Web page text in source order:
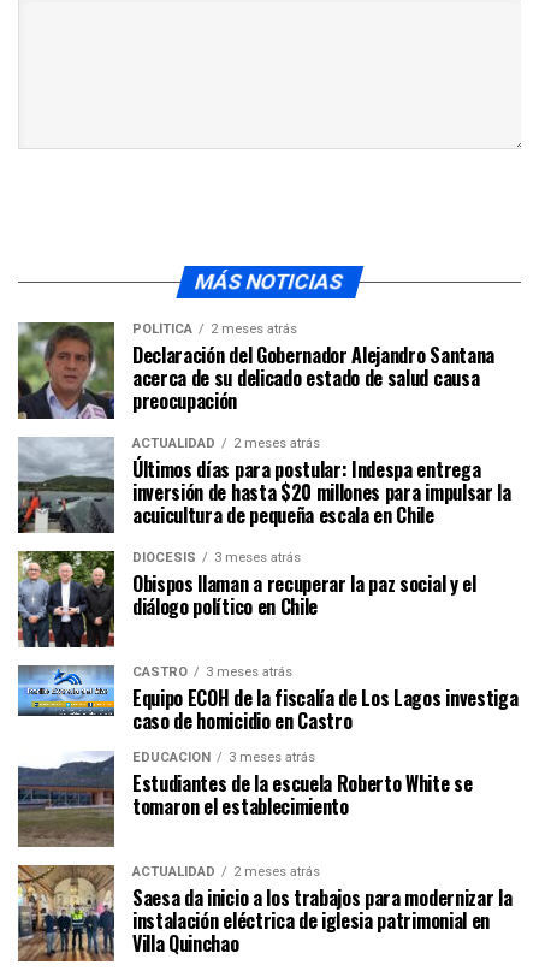
MÁS NOTICIAS
POLÍTICA 2 meses atrás
Declaración del Gobernador Alejandro Santana
acerca de su delicado estado de salud causa
preocupación
ACTUALIDAD 2 meses atrás
Últimos días para postular: Indespa entrega
inversión de hasta $20 millones para impulsar la
acuicultura de pequeña escala en Chile
DIÓCESIS 3 meses atrás
Obispos llaman a recuperar la paz social y el
diálogo político en Chile
CASTRO 3 meses atrás
Equipo ECOH de la fiscalía de Los Lagos investiga
caso de homicidio en Castro
EDUCACIÓN 3 meses atrás
Estudiantes de la escuela Roberto White se
tomaron el establecimiento
ACTUALIDAD 2 meses atrás
Saesa da inicio a los trabajos para modernizar la
instalación eléctrica de iglesia patrimonial en
Villa Quinchao